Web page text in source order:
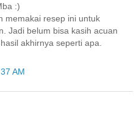
:)
memakai resep ini untuk
Jadi belum bisa kasih acuan
akhirnya seperti apa.
AM